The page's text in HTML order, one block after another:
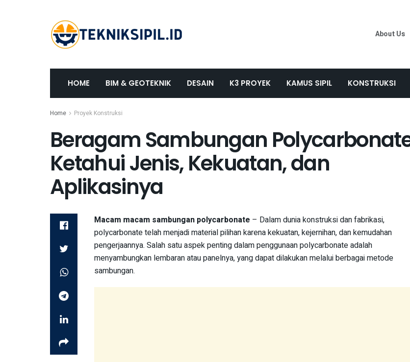
About Us
HOME BIM & GEOTEKNIK DESAIN K3 PROYEK KAMUS SIPIL KONSTRUKSI
Home Proyek Konstruksi
Beragam Sambungan
Ketahui Jenis, Kekuatan, dan
Aplikasinya
Macam macam sambungan polycarbonate – Dalam dunia konstruksi dan fabrikasi,
polycarbonate telah menjadi material pilihan karena kekuatan, kejernihan, dan kemudahan
pengerjaannya. Salah satu aspek penting dalam penggunaan polycarbonate adalah
menyambungkan lembaran atau panelnya, yang dapat dilakukan melalui berbagai metode
sambungan.